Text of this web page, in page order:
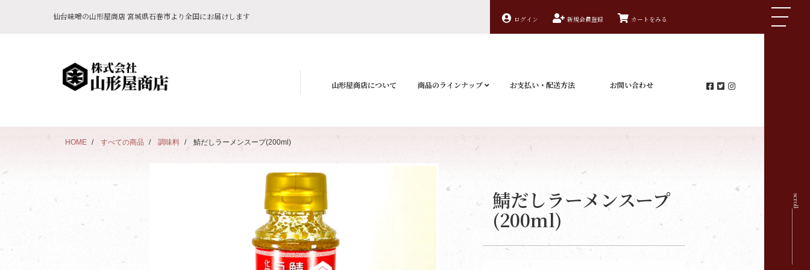
仙台味噌の山形屋商店 宮城県石巻市より全国にお届けします ログイン 新規会員登録 カートをみる
山形屋商店について 商品のラインナップ お支払い・配送方法 お問い合わせ
HOME すべての商品 調味料 鯖だしラーメンスープ(200ml)
鯖だしラーメンスープ
(200ml)
scroll